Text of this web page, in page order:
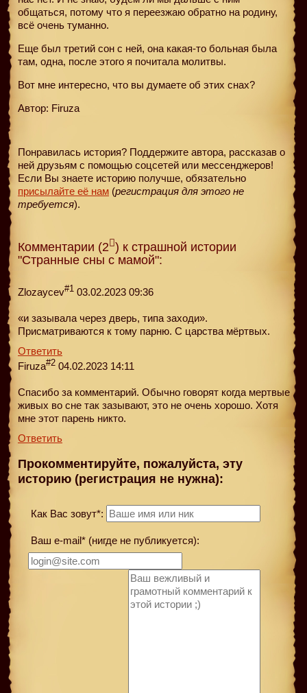
общаться, потому что я переезжаю обратно на родину,
всё очень туманно.
Еще был третий сон с ней, она какая-то больная была
там, одна, после этого я почитала молитвы.
Вот мне интересно, что вы думаете об этих снах?
Автор: Firuza
Понравилась история? Поддержите автора, рассказав о
ней друзьям с помощью соцсетей или мессенджеров!
Если Вы знаете историю получше, обязательно
присылайте её нам (регистрация для этого не
требуется).
Комментарии (2 ) к страшной истории
"Странные сны с мамой":
Zlozaycev#1 03.02.2023 09:36
«и зазывала через дверь, типа заходи».
Присматриваются к тому парню. С царства мёртвых.
Ответить
Firuza#2 04.02.2023 14:11
Спасибо за комментарий. Обычно говорят когда мертвые
живых во сне так зазывают, это не очень хорошо. Хотя
мне этот парень никто.
Ответить
Прокомментируйте, пожалуйста, эту
историю (регистрация не нужна):
Как Вас зовут*:
Ваш e-mail* (нигде не публикуется):